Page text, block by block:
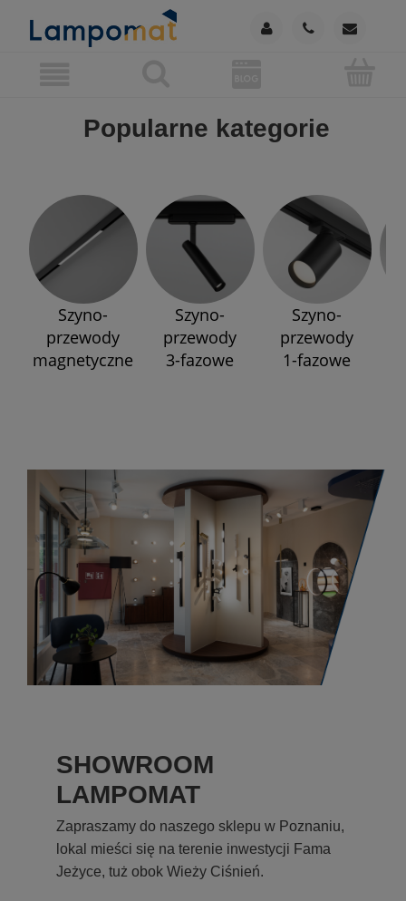
Popularne kategorie
Szyno-
przewody
magnetyczne
Szyno-
przewody
3-fazowe
Szyno-
przewody
1-fazowe
SHOWROOM
LAMPOMAT
Zapraszamy do naszego sklepu w Poznaniu,
lokal mieści się na terenie inwestycji Fama
Jeżyce, tuż obok Wieży Ciśnień.